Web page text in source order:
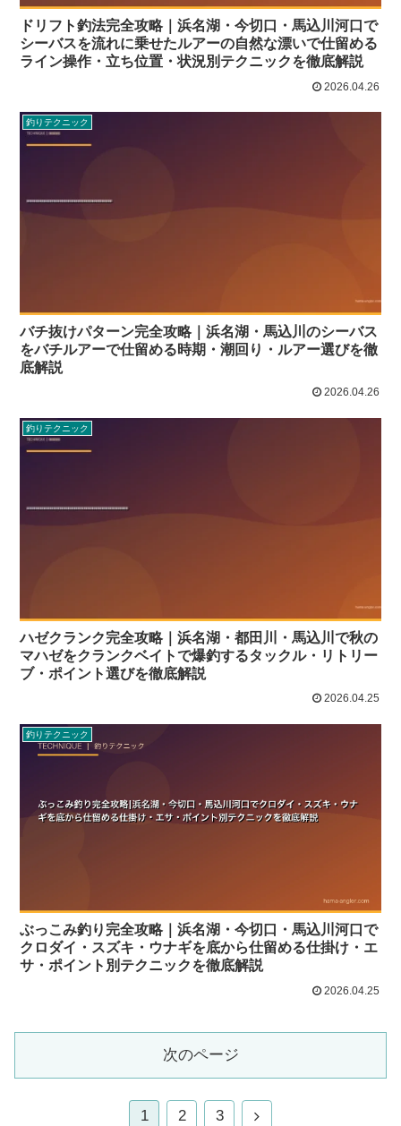
ドリフト釣法完全攻略｜浜名湖・今切口・馬込川河口で
シーバスを流れに乗せたルアーの自然な漂いで仕留める
ライン操作・立ち位置・状況別テクニックを徹底解説
2026.04.26
釣りテクニック
バチ抜けパターン完全攻略｜浜名湖・馬込川のシーバス
をバチルアーで仕留める時期・潮回り・ルアー選びを徹
底解説
2026.04.26
釣りテクニック
ハゼクランク完全攻略｜浜名湖・都田川・馬込川で秋の
マハゼをクランクベイトで爆釣するタックル・リトリー
ブ・ポイント選びを徹底解説
2026.04.25
釣りテクニック
ぶっこみ釣り完全攻略｜浜名湖・今切口・馬込川河口で
クロダイ・スズキ・ウナギを底から仕留める仕掛け・エ
サ・ポイント別テクニックを徹底解説
2026.04.25
次のページ
1 2 3